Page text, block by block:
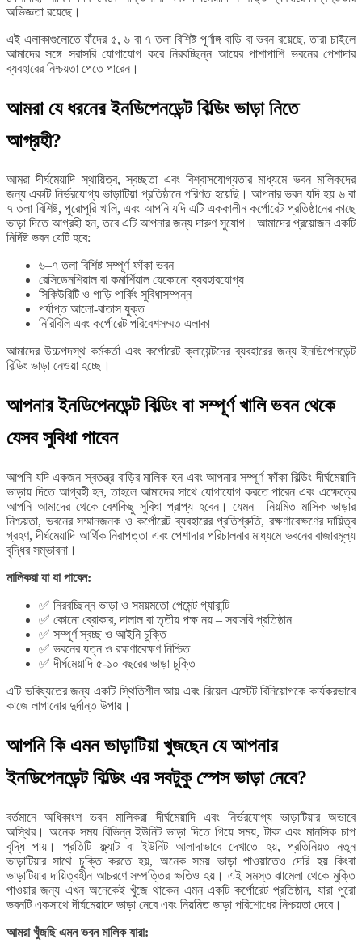
অভিজ্ঞতা রয়েছে।
এই এলাকাগুলোতে যাঁদের ৫, ৬ বা ৭ তলা বিশিষ্ট পূর্ণাঙ্গ বাড়ি বা ভবন রয়েছে, তারা চাইলে
আমাদের সঙ্গে সরাসরি যোগাযোগ করে নিরবচ্ছিন্ন আয়ের পাশাপাশি ভবনের পেশাদার
ব্যবহারের নিশ্চয়তা পেতে পারেন।
আমরা যে ধরনের ইনডিপেনডেন্ট বিল্ডিং ভাড়া নিতে
আগ্রহী?
আমরা দীর্ঘমেয়াদি স্থায়িত্ব, স্বচ্ছতা এবং বিশ্বাসযোগ্যতার মাধ্যমে ভবন মালিকদের
জন্য একটি নির্ভরযোগ্য ভাড়াটিয়া প্রতিষ্ঠানে পরিণত হয়েছি। আপনার ভবন যদি হয় ৬ বা
৭ তলা বিশিষ্ট, পুরোপুরি খালি, এবং আপনি যদি এটি এককালীন কর্পোরেট প্রতিষ্ঠানের কাছে
ভাড়া দিতে আগ্রহী হন, তবে এটি আপনার জন্য দারুণ সুযোগ। আমাদের প্রয়োজন একটি
নির্দিষ্ট ভবন যেটি হবে:
৬–৭ তলা বিশিষ্ট সম্পূর্ণ ফাঁকা ভবন
রেসিডেনশিয়াল বা কমার্শিয়াল যেকোনো ব্যবহারযোগ্য
সিকিউরিটি ও গাড়ি পার্কিং সুবিধাসম্পন্ন
পর্যাপ্ত আলো-বাতাস যুক্ত
নিরিবিলি এবং কর্পোরেট পরিবেশসম্মত এলাকা
আমাদের উচ্চপদস্থ কর্মকর্তা এবং কর্পোরেট ক্লায়েন্টদের ব্যবহারের জন্য ইনডিপেনডেন্ট
বিল্ডিং ভাড়া নেওয়া হচ্ছে।
আপনার ইনডিপেনডেন্ট বিল্ডিং বা সম্পূর্ণ খালি ভবন থেকে
যেসব সুবিধা পাবেন
আপনি যদি একজন স্বতন্ত্র বাড়ির মালিক হন এবং আপনার সম্পূর্ণ ফাঁকা বিল্ডিং দীর্ঘমেয়াদি
ভাড়ায় দিতে আগ্রহী হন, তাহলে আমাদের সাথে যোগাযোগ করতে পারেন এবং এক্ষেত্রে
আপনি আমাদের থেকে বেশকিছু সুবিধা প্রাপ্য হবেন। যেমন—নিয়মিত মাসিক ভাড়ার
নিশ্চয়তা, ভবনের সম্মানজনক ও কর্পোরেট ব্যবহারের প্রতিশ্রুতি, রক্ষণাবেক্ষণের দায়িত্ব
গ্রহণ, দীর্ঘমেয়াদি আর্থিক নিরাপত্তা এবং পেশাদার পরিচালনার মাধ্যমে ভবনের বাজারমূল্য
বৃদ্ধির সম্ভাবনা।
মালিকরা যা যা পাবেন:
✅ নিরবচ্ছিন্ন ভাড়া ও সময়মতো পেমেন্ট গ্যারান্টি
✅ কোনো ব্রোকার, দালাল বা তৃতীয় পক্ষ নয় – সরাসরি প্রতিষ্ঠান
✅ সম্পূর্ণ স্বচ্ছ ও আইনি চুক্তি
✅ ভবনের যত্ন ও রক্ষণাবেক্ষণ নিশ্চিত
✅ দীর্ঘমেয়াদি ৫-১০ বছরের ভাড়া চুক্তি
এটি ভবিষ্যতের জন্য একটি স্থিতিশীল আয় এবং রিয়েল এস্টেট বিনিয়োগকে কার্যকরভাবে
কাজে লাগানোর দুর্দান্ত উপায়।
আপনি কি এমন ভাড়াটিয়া খুজছেন যে আপনার
ইনডিপেনডেন্ট বিল্ডিং এর সবটুকু স্পেস ভাড়া নেবে?
বর্তমানে অধিকাংশ ভবন মালিকরা দীর্ঘমেয়াদি এবং নির্ভরযোগ্য ভাড়াটিয়ার অভাবে
অস্থির। অনেক সময় বিভিন্ন ইউনিট ভাড়া দিতে গিয়ে সময়, টাকা এবং মানসিক চাপ
বৃদ্ধি পায়। প্রতিটি ফ্ল্যাট বা ইউনিট আলাদাভাবে দেখাতে হয়, প্রতিনিয়ত নতুন
ভাড়াটিয়ার সাথে চুক্তি করতে হয়, অনেক সময় ভাড়া পাওয়াতেও দেরি হয় কিংবা
ভাড়াটিয়ার দায়িত্বহীন আচরণে সম্পত্তির ক্ষতিও হয়। এই সমস্ত ঝামেলা থেকে মুক্তি
পাওয়ার জন্য এখন অনেকেই খুঁজে থাকেন এমন একটি কর্পোরেট প্রতিষ্ঠান, যারা পুরো
ভবনটি একসাথে দীর্ঘমেয়াদে ভাড়া নেবে এবং নিয়মিত ভাড়া পরিশোধের নিশ্চয়তা দেবে।
আমরা খুঁজছি এমন ভবন মালিক যারা: